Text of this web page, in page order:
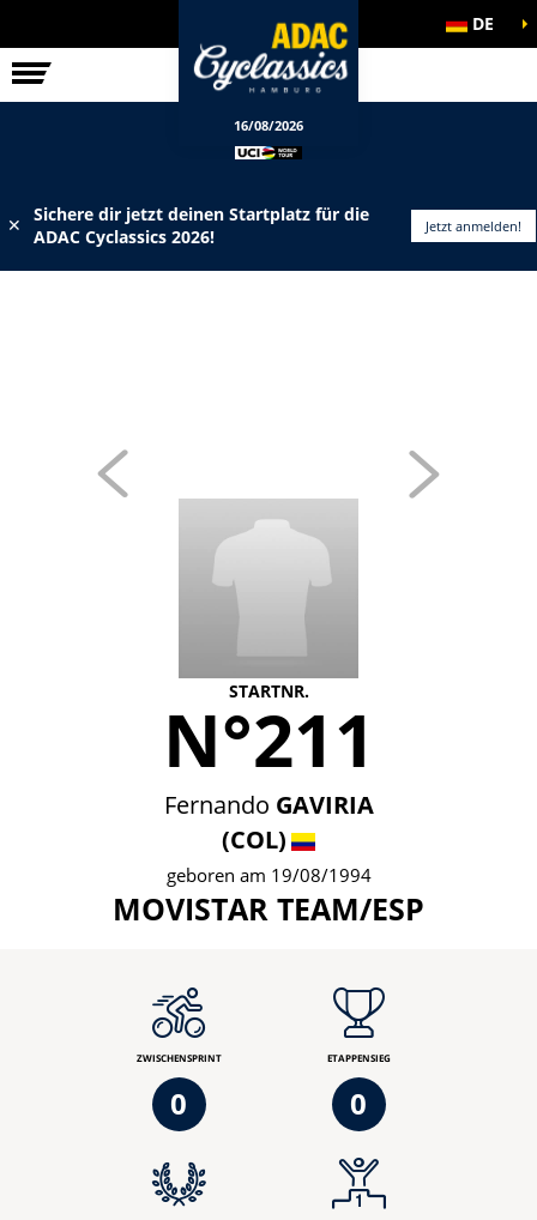
RENNEN DE
16/08/2026
✕
Sichere dir jetzt deinen Startplatz für die
ADAC Cyclassics 2026!
Jetzt anmelden!
STARTNR.
N°211
Fernando GAVIRIA
(COL)
geboren am 19/08/1994
MOVISTAR TEAM/ESP
ZWISCHENSPRINT
0
ETAPPENSIEG
0